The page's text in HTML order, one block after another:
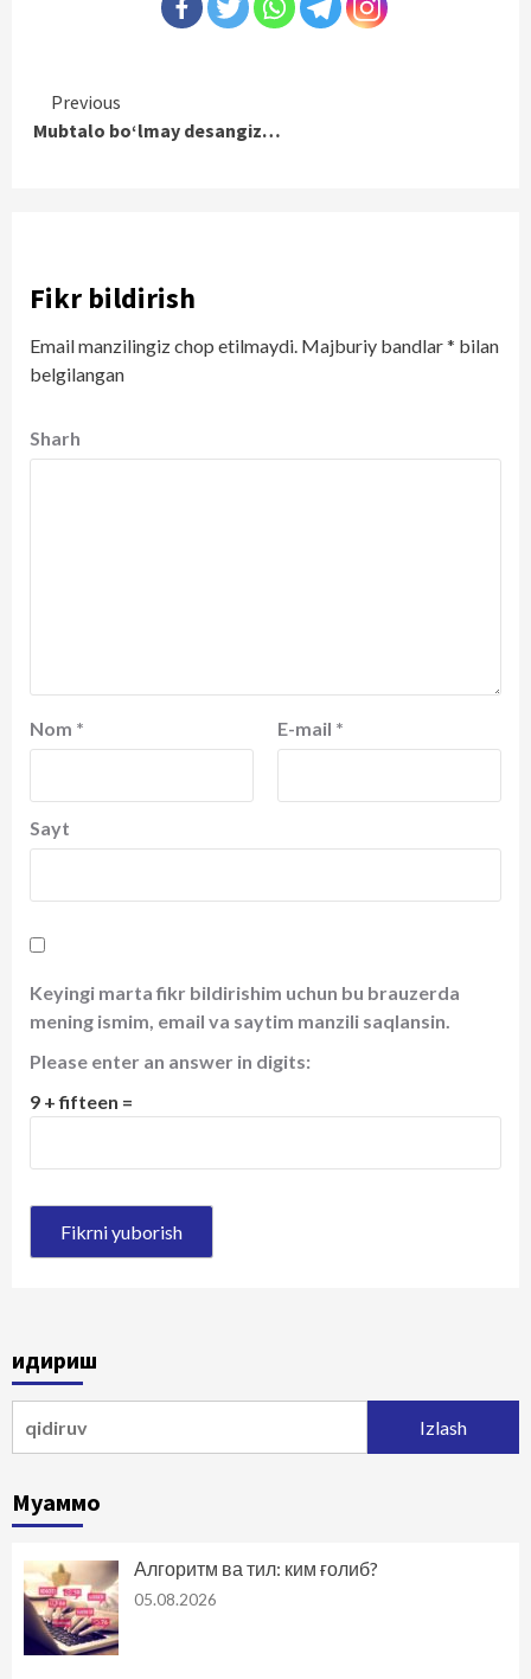
Continue
Reading
Previous
Mubtalo bo‘lmay desangiz…
Fikr bildirish
Email manzilingiz chop etilmaydi. Majburiy bandlar* bilan
belgilangan
Sharh
Nom * E-mail *
Sayt
Keyingi marta fikr bildirishim uchun bu brauzerda
mening ismim, email va saytim manzili saqlansin.
Please enter an answer in digits:
9 + fifteen =
Қидириш
Муаммо
Алгоритм ва тил: ким ғолиб?
05.08.2026